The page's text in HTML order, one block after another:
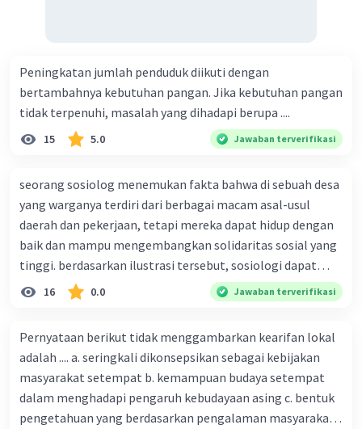
keluarga berpenghasilan rendah, dan program-program
lain yang dirancang khusus untuk mengentaskan
kemiskinan.
Partisipasi Masyarakat: Melibatkan masyarakat dalam
program pengentasan kemiskinan dapat memastikan
bahwa solusi yang diusulkan sesuai dengan kebutuhan
dan aspirasi masyarakat yang berada dalam kemiskinan.
Kerja Sama Internasional: Kemiskinan sering kali
merupakan masalah global, dan kerja sama internasional
dapat berperan penting dalam upaya
mengentaskannya. Ini mencakup bantuan
dalam mengatasi masalah global seperti perubahan
Mengentaskan kemiskinan memerlukan pendekatan
yang holistik dan berkelanjutan yang melibatkan
berbagai pemangku kepentingan, termasuk
Peningkatan jumlah penduduk diikuti dengan
bertambahnya kebutuhan pangan. Jika kebutuhan pangan
tidak terpenuhi, masalah yang dihadapi berupa ....
15 5.0 Jawaban terverifikasi
seorang sosiolog menemukan fakta bahwa di sebuah desa
yang warganya terdiri dari berbagai macam asal-usul
daerah dan pekerjaan, tetapi mereka dapat hidup dengan
baik dan mampu mengembangkan solidaritas sosial yang
tinggi. berdasarkan ilustrasi tersebut, sosiologi dapat
berfungsi sebagai ilmu yang ....
16 0.0 Jawaban terverifikasi
Pernyataan berikut tidak menggambarkan kearifan lokal
adalah .... a. seringkali dikonsepsikan sebagai kebijakan
masyarakat setempat b. kemampuan budaya setempat
dalam menghadapi pengaruh kebudayaan asing c. bentuk
pengetahuan yang berdasarkan pengalaman masyarakat